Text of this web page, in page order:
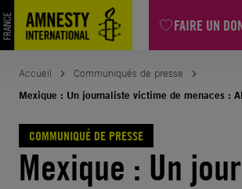
FAIRE UN
Aller
au
contenu
Accueil
Communiqués de presse
Mexique : Un journaliste victime de menaces :
COMMUNIQUÉ DE PRESSE
Mexique : Un